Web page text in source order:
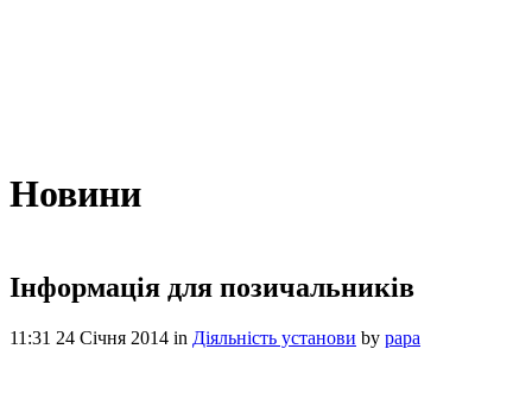
Новини
Інформація для позичальників
11:31 24 Січня 2014 in Діяльність установи by papa